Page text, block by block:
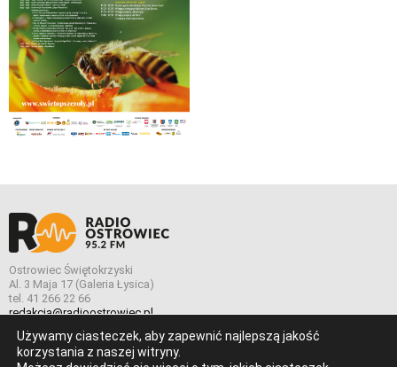
Ostrowiec Świętokrzyski
Al. 3 Maja 17 (Galeria Łysica)
tel. 41 266 22 66
redakcja@radioostrowiec.pl
Używamy ciasteczek, aby zapewnić najlepszą jakość
korzystania z naszej witryny.